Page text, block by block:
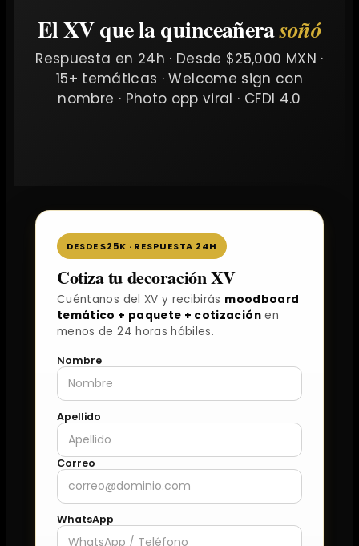
El XV que la quinceañerasoñó
Respuesta en 24h · Desde $25,000 MXN ·
15+ temáticas · Welcome sign con
nombre · Photo opp viral · CFDI 4.0
DESDE $25K · RESPUESTA 24H
Cotiza tu decoración XV
Cuéntanos del XV y recibirás moodboard
temático + paquete + cotizaciónen
menos de 24 horas hábiles.
Nombre
Apellido
Correo
WhatsApp